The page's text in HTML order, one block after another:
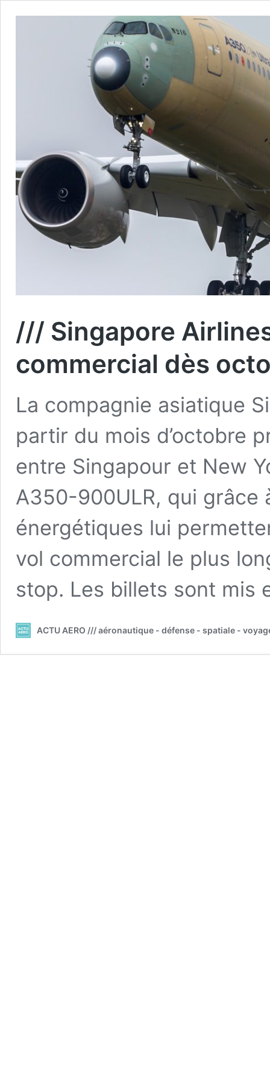
/// Singapore
commercial dès
La compagnie asiatique
partir du mois d’octobre
entre Singapour et New
A350-900ULR, qui grâce
énergétiques lui
vol commercial le plus
stop. Les billets sont mis
ACTU AERO /// aéronautique - défense - spatiale -